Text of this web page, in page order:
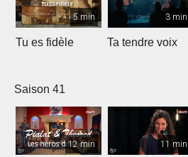
5 min
Tu es fidèle
3 min
Ta tendre voix
Saison 41
12 min 11 min